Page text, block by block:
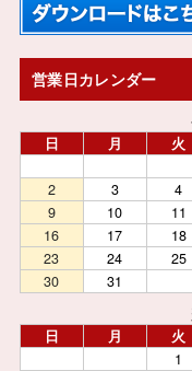
営業日カレンダー
日
月 火
2
3 4
9
10 11
16
17 18
23
24 25
30
31
日
月 火
1